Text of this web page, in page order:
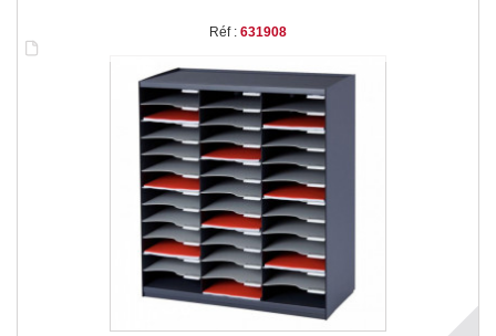
Réf : 631908